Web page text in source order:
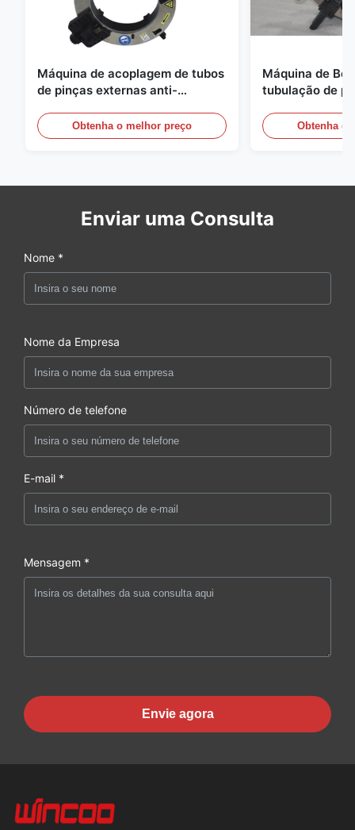
Máquina de acoplagem de tubos
de pinças externas anti-
Equipamento de chamfer de
ponta de tubos
Obtenha o melhor preço
Máquina de
tubulação de
Obtenha o
Enviar uma Consulta
Nome *
Nome da Empresa
Número de telefone
E-mail *
Mensagem *
Envie agora